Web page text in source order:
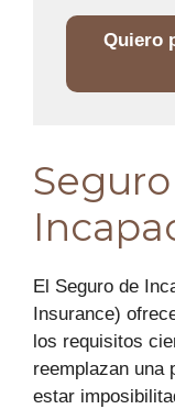
Quiero
El Seguro de
Insurance)
los requisitos
reemplazan una
estar